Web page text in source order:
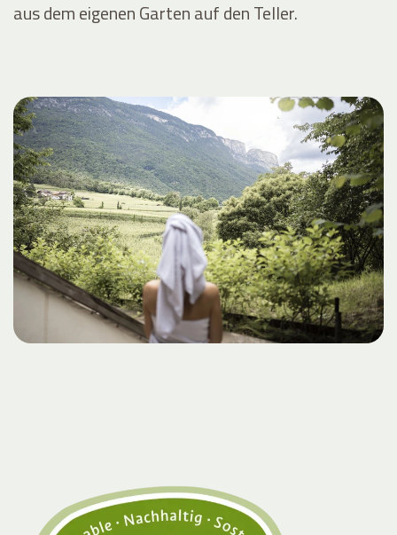
aus dem eigenen Garten auf den Teller.